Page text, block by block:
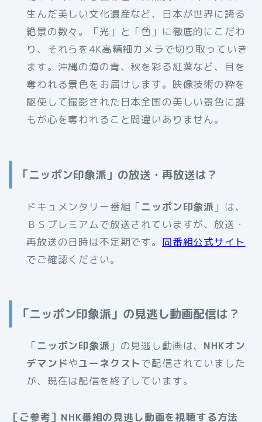
生んだ美しい文化遺産など、日本が世界に誇る
絶景の数々。「光」と「色」に徹底的にこだわ
り、それらを4K高精細カメラで切り取っていき
ます。沖縄の海の青、秋を彩る紅葉など、目を
奪われる景色をお届けします。映像技術の粋を
駆使して撮影された日本全国の美しい景色に誰
もが心を奪われること間違いありません。
「ニッポン印象派」の放送・再放送は？
ドキュメンタリー番組「ニッポン印象派 」は、
ＢＳプレミアムで放送されていますが、放送・
再放送の日時は不定期です。 同番組公式サイト
でご確認ください。
「ニッポン印象派」の見逃し動画配信は？
「ニッポン印象派 」の見逃し動画は、 NHKオン
デマンドやユーネクストで配信されていました
が、現在は配信を終了しています。
［ご参考］NHK番組の見逃し動画を視聴する方法